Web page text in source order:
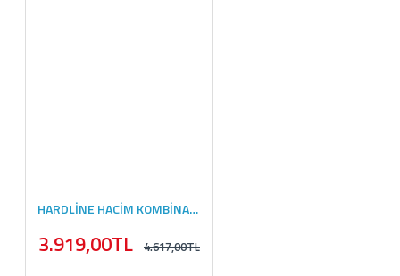
HARDLİNE HACİM KOMBİNASYONU #4
3.919,00TL 4.617,00TL